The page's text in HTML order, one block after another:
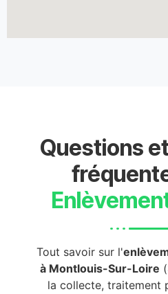
Questions
Tout savoir sur l'
à Montlouis-Sur-Loire (
la collecte, traitement